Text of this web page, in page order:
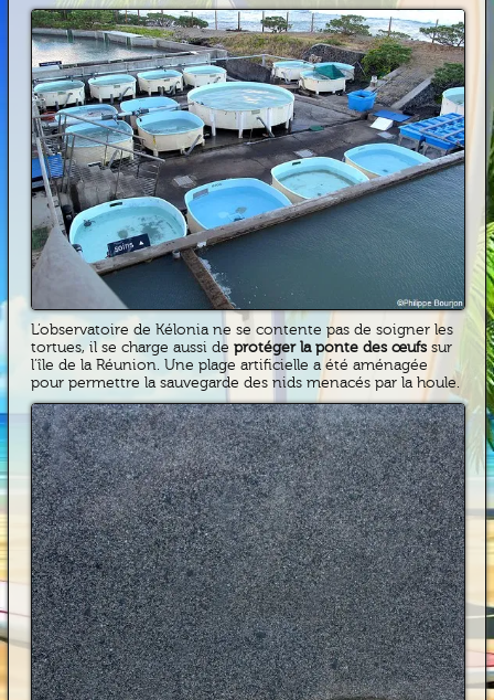
L’observatoire de Kélonia ne se contente pas de soigner les
tortues, il se charge aussi de protéger la ponte des œufs sur
l’île de la Réunion. Une plage artificielle a été aménagée
pour permettre la sauvegarde des nids menacés par la houle.